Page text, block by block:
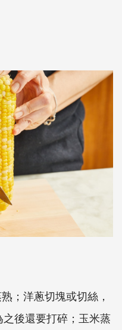
；洋蔥切塊或切絲，
後還要打碎；玉米蒸